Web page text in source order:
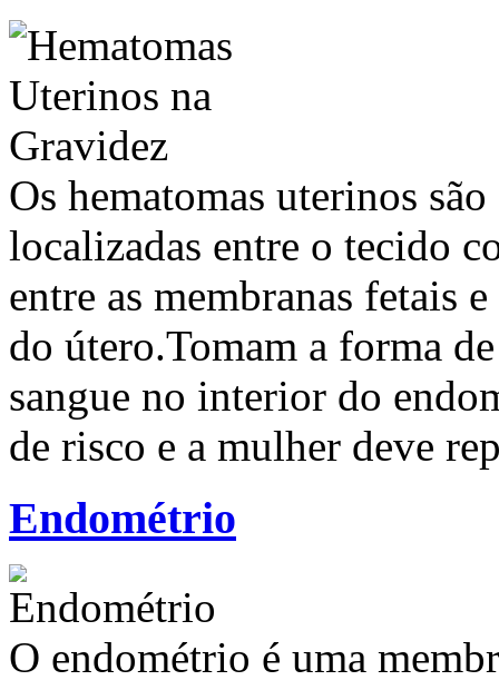
Os hematomas uterinos
localizadas entre o tecido
entre as membranas fetais
do útero.Tomam a forma
sangue no interior do
de risco e a mulher deve
Endométrio
O endométrio é uma